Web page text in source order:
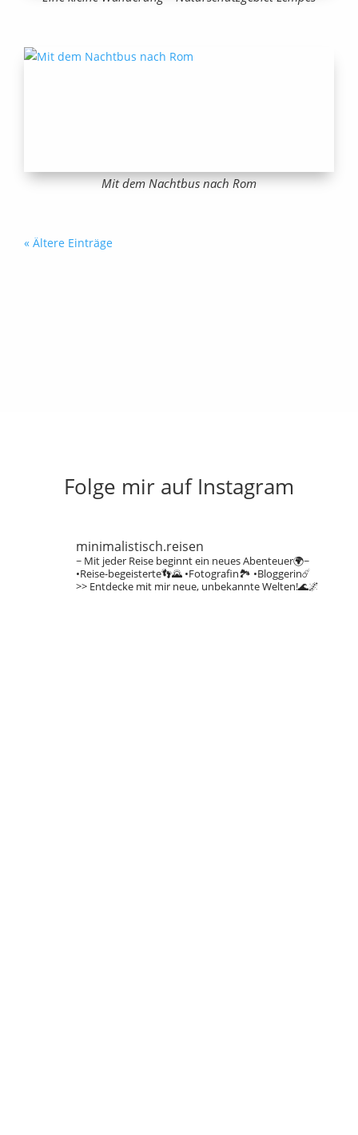
Mit dem Nachtbus nach Rom
« Ältere Einträge
Folge mir auf Instagram
minimalistisch.reisen
~ Mit jeder Reise beginnt ein neues Abenteuer🌍~
•Reise-begeisterte👣🌄•Fotografin🏞️ •Bloggerin☄️
>> Entdecke mit mir neue, unbekannte Welten!🌊🌌